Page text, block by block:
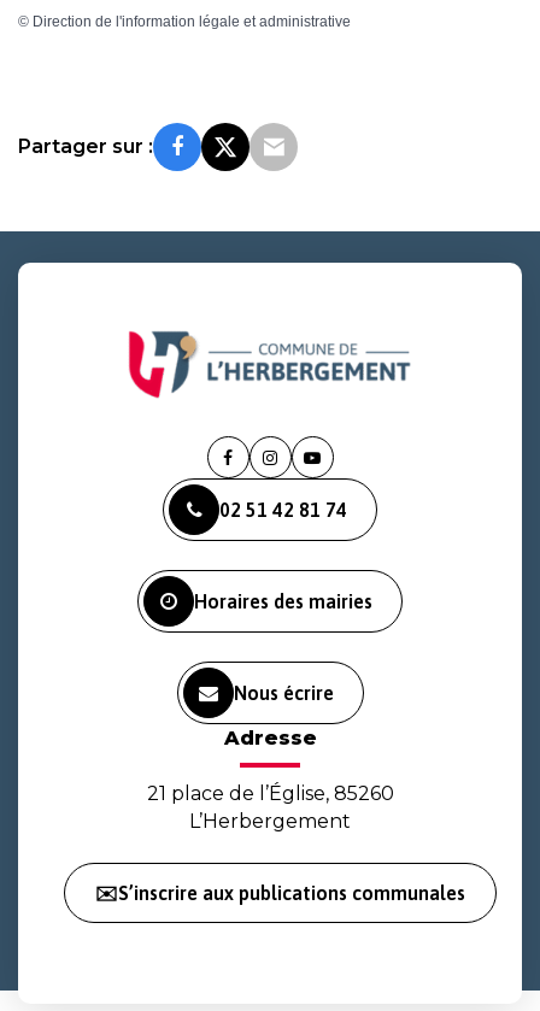
© Direction de l'information légale et administrative
Partager sur :
Lien
le
compte
Lien
le
compte
Lien
la
chaîne
02 51 42 81 74
Horaires des mairies
Nous écrire
Adresse
21 place de l’Église, 85260
L’Herbergement
✉️S’inscrire aux publications communales